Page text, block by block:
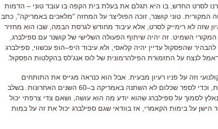
לסרט החדש בו היא תגלם את בעלת בית הקפה בו עובד טוני – הדמות
המקורית טוני קושנר זוכה הפוליצר על המחזה "מלאכים באמריקה", כתב
שזה לא רימייק לסרט אלא עיבוד מחודש לגרסת הבמה שבו הוא מחזיר
השמיט זה יהיה שיתוף הפעולה השלישי של קושנר עם ספילברג
להבהיר שהפסקול עדיין יהיה קלאסי ולא עיבוד היפ–הופ עכשווי ספילברג
לנצח על התזמורת הפילהרמונית של לוס אנג'לס בהקלטות הפסקול
וזה על פניו רעיון מבעית אבל הוא כנראה מגייס את התותחים
וכדי לספר שכלום לא השתנה באמריקה ב–
60 השנים האחרונות בשלב
נאלץ לסמוך על ספילברג שהוא יודע מה הוא עושה
ושאם צדי צרפתי יכול
הישן על בימות הקאמרי
אז בוודאי שגם ספילברג יכול את זה על במות